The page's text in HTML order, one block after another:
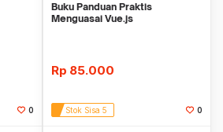
0
Buku Panduan Praktis
Menguasai Vue.js
Rp 85.000
Stok Sisa 5 0